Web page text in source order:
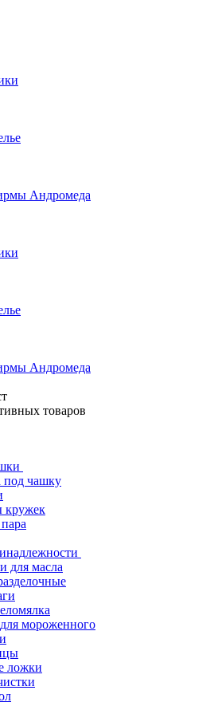
Андромеда
Андромеда
товаров
под чашку
кружек
для масла
мороженного
ложки